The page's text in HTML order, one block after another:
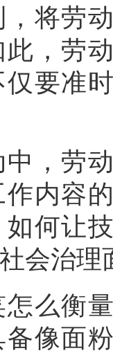
将劳
，劳
要准
劳动
内容
何让
会治理
衡量
像面